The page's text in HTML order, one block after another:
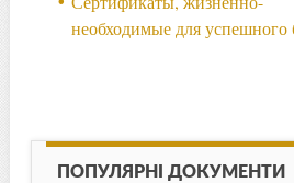
необходимые для успешного
ПОПУЛЯРНІ ДОКУМЕНТИ